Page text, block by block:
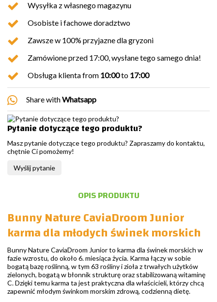
Wysyłka z własnego magazynu
Osobiste i fachowe doradztwo
Zawsze w 100% przyjazne dla gryzoni
Zamówione przed 17:00, wysłane tego samego dnia!
Obsługa klienta from 10:00to 17:00
Share withWhatsapp
Pytanie dotyczące tego produktu?
Masz pytanie dotyczące tego produktu? Zapraszamy do kontaktu,
chętnie Ci pomożemy!
Wyślij pytanie
OPIS PRODUKTU
Bunny Nature CaviaDroom Junior
karma dla młodych świnek morskich
Bunny Nature CaviaDroom Junior to karma dla świnek morskich w
fazie wzrostu, do około 6. miesiąca życia. Karma łączy w sobie
bogatą bazę roślinną, w tym 63 rośliny i zioła z trwałych użytków
zielonych, bogatą w błonnik strukturę oraz stabilizowaną witaminę
C. Dzięki temu karma ta jest praktyczna dla właścicieli, którzy chcą
zapewnić młodym świnkom morskim zdrową, codzienną dietę.